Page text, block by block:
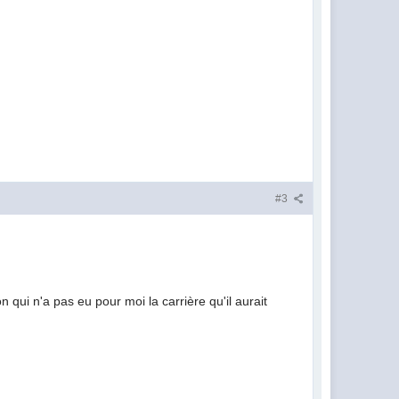
#3
qui n'a pas eu pour moi la carrière qu'il aurait